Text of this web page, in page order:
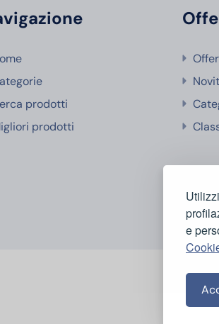
e
prodotti
prodotti